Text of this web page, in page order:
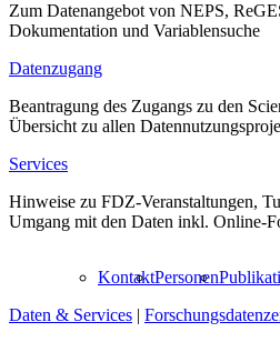
Zum Datenangebot von NEPS,
Dokumentation und Variablensuche
Datenzugang
Beantragung des Zugangs zu den
Übersicht zu allen
Services
Hinweise zu FDZ-Veranstaltungen,
Umgang mit den Daten inkl. Online-
KontaktPersonen
Daten & Services |